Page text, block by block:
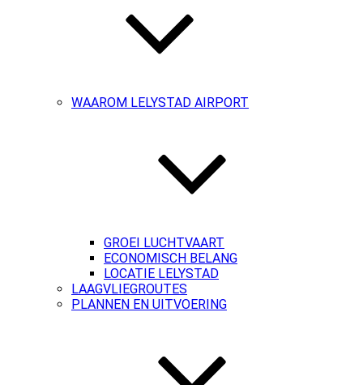
WAAROM LELYSTAD AIRPORT
GROEI LUCHTVAART
ECONOMISCH BELANG
LOCATIE LELYSTAD
LAAGVLIEGROUTES
PLANNEN EN UITVOERING